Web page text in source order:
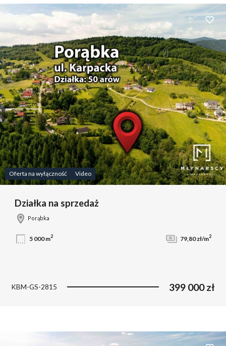
Oferta na wyłączność Video
Dodaj
Działka na sprzedaż
Porąbka
5 000 m2 79,80 zł/m2
KBM-GS-2815 399 000 zł